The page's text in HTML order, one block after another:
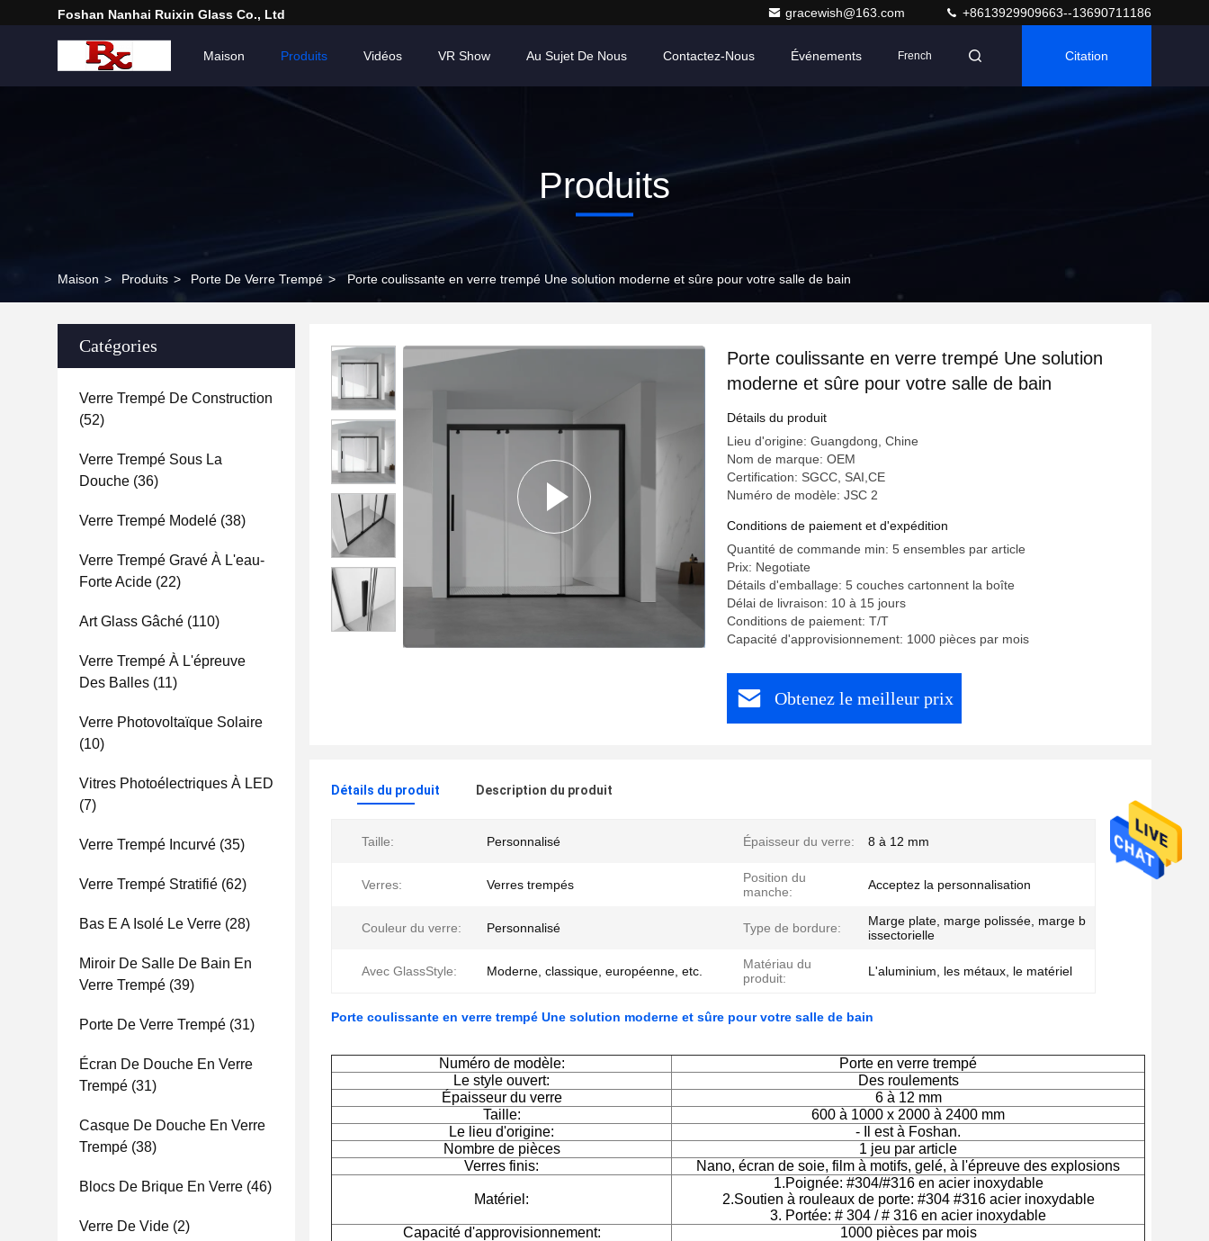
Foshan Nanhai Ruixin Glass Co., Ltd gracewish@163.com +8613929909663--13690711186
Maison Produits Vidéos VR Show Au Sujet De Nous Contactez-Nous Événements French Citation
Produits
Maison > Produits > Porte De Verre Trempé > Porte coulissante en verre trempé Une solution moderne et sûre pour votre salle de bain
Catégories
Verre Trempé De Construction
(52)
Verre Trempé Sous La
Douche (36)
Verre Trempé Modelé (38)
Verre Trempé Gravé À L'eau-
Forte Acide (22)
Art Glass Gâché (110)
Verre Trempé À L'épreuve
Des Balles (11)
Verre Photovoltaïque Solaire
(10)
Vitres Photoélectriques À LED
(7)
Verre Trempé Incurvé (35)
Verre Trempé Stratifié (62)
Bas E A Isolé Le Verre (28)
Miroir De Salle De Bain En
Verre Trempé (39)
Porte De Verre Trempé (31)
Écran De Douche En Verre
Trempé (31)
Casque De Douche En Verre
Trempé (38)
Blocs De Brique En Verre (46)
Verre De Vide (2)
Porte coulissante en verre trempé Une solution
moderne et sûre pour votre salle de bain
Détails du produit
Lieu d'origine: Guangdong, Chine
Nom de marque: OEM
Certification: SGCC, SAI,CE
Numéro de modèle: JSC 2
Conditions de paiement et d'expédition
Quantité de commande min: 5 ensembles par article
Prix: Negotiate
Détails d'emballage: 5 couches cartonnent la boîte
Délai de livraison: 10 à 15 jours
Conditions de paiement: T/T
Capacité d'approvisionnement: 1000 pièces par mois
Obtenez le meilleur prix
Détails du produit Description du produit
Taille: Personnalisé Épaisseur du verre: 8 à 12 mm
Verres: Verres trempés
Position du
manche:
Acceptez la personnalisation
Couleur du verre: Personnalisé Type de bordure:
Marge plate, marge polissée, marge b
issectorielle
Avec GlassStyle: Moderne, classique, européenne, etc.
Matériau du
produit:
L'aluminium, les métaux, le matériel
Porte coulissante en verre trempé Une solution moderne et sûre pour votre salle de bain
Numéro de modèle:
Porte en verre trempé
Le style ouvert:
Des roulements
Épaisseur du verre
6 à 12 mm
Taille:
600 à 1000 x 2000 à 2400 mm
Le lieu d'origine:
- Il est à Foshan.
Nombre de pièces
1 jeu par article
Verres finis:
Nano, écran de soie, film à motifs, gelé, à l'épreuve des explosions
Matériel:
1.Poignée: #304/#316 en acier inoxydable
2.Soutien à rouleaux de porte: #304 #316 acier inoxydable
3. Portée: # 304 / # 316 en acier inoxydable
Capacité d'approvisionnement:
1000 pièces par mois